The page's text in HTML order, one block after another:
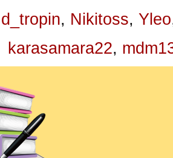
d_tropin, Nikitoss, Yleo
karasamara22,